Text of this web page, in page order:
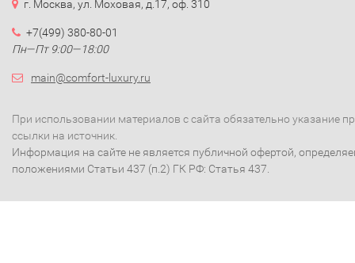
г. Москва, ул. Моховая, д.17, оф. 310
+7(499) 380-80-01
Пн—Пт 9:00—18:00
main@comfort-luxury.ru
При использовании материалов с сайта обязательно указание
ссылки на источник.
Информация на сайте не является публичной офертой,
положениями Статьи 437 (п.2) ГК РФ: Статья 437.